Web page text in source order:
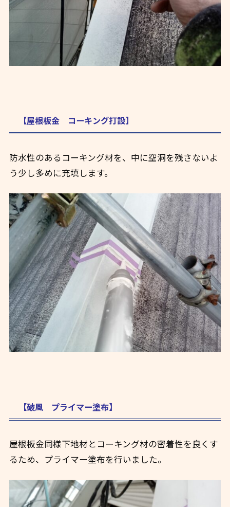
【屋根板金 コーキング打設】
防水性のあるコーキング材を、中に空洞を残さないよ
う少し多めに充填します。
【破風 プライマー塗布】
屋根板金同様下地材とコーキング材の密着性を良くす
るため、プライマー塗布を行いました。